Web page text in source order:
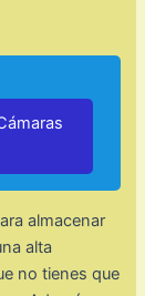
almacenar
alta
no tienes que